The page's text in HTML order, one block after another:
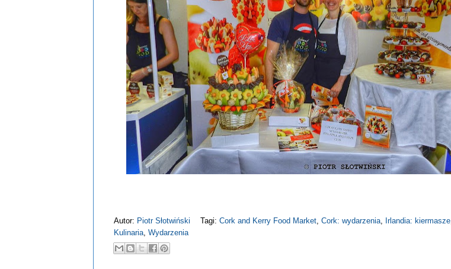
Autor: Piotr Słotwiński Tagi: Cork and Kerry Food Market Cork: wydarzenia Irlandia: kiermasze
Kulinaria Wydarzenia